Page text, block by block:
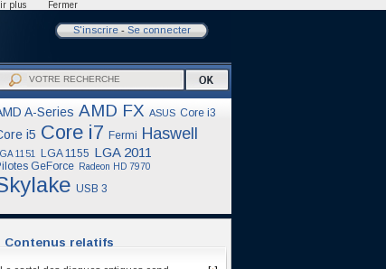
S'inscrire- Se connecter
A-Series AMD FX ASUS Core i3
i5 Core i7 Fermi Haswell
LGA 1151 LGA 1155 LGA 2011
GeForce Radeon HD 7970
USB 3
Contenus relatifs
plus Fermer